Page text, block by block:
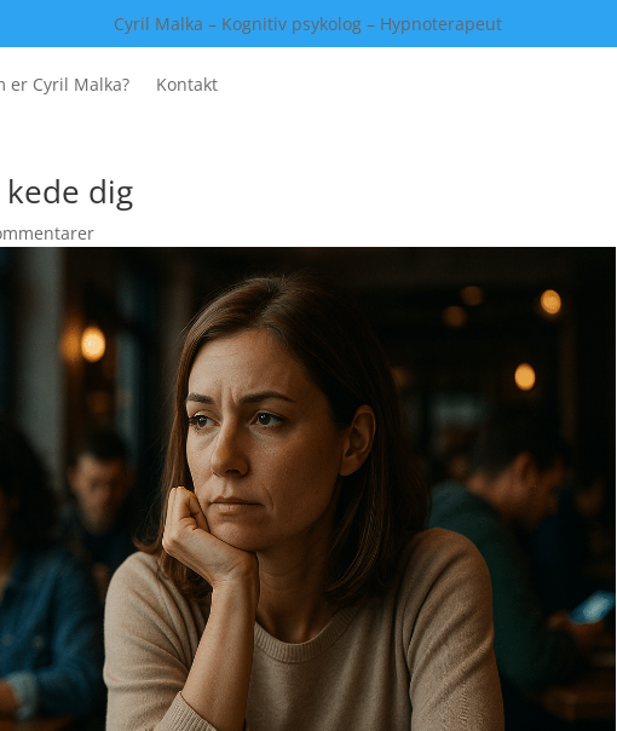
Cyril Malka – Kognitiv psykolog – Hypnoterapeut
er Cyril Malka? Kontakt
dig